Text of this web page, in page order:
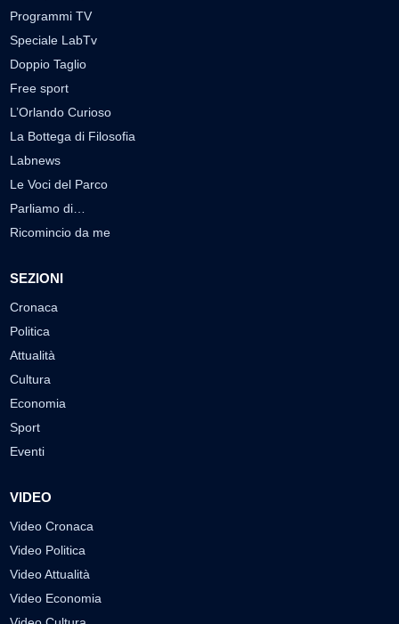
Programmi TV
Speciale LabTv
Doppio Taglio
Free sport
L’Orlando Curioso
La Bottega di Filosofia
Labnews
Le Voci del Parco
Parliamo di…
Ricomincio da me
SEZIONI
Cronaca
Politica
Attualità
Cultura
Economia
Sport
Eventi
VIDEO
Video Cronaca
Video Politica
Video Attualità
Video Economia